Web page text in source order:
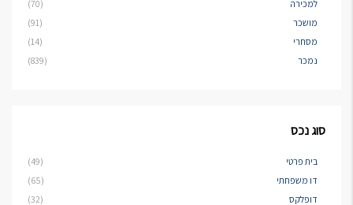
למכירה
(70)
מושכר
(91)
מסחרי
(14)
נמכר
(839)
סוג נכס
בית פרטי
(49)
דו משפחתי
(65)
דופלקס
(32)